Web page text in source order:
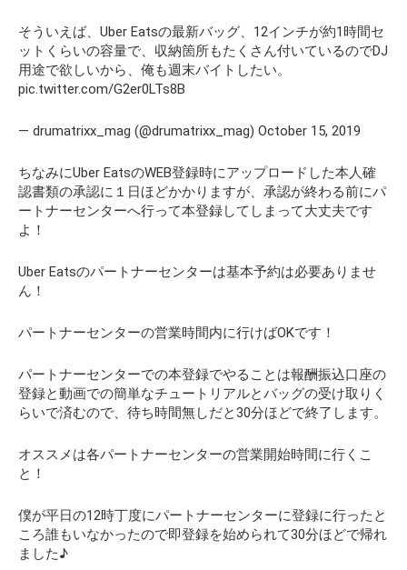
そういえば、Uber Eatsの最新バッグ、12インチが約1時間セ
ットくらいの容量で、収納箇所もたくさん付いているのでDJ
用途で欲しいから、俺も週末バイトしたい。
pic.twitter.com/G2er0LTs8B
— drumatrixx_mag (@drumatrixx_mag) October 15, 2019
ちなみにUber EatsのWEB登録時にアップロードした本人確
認書類の承認に１日ほどかかりますが、承認が終わる前にパ
ートナーセンターへ行って本登録してしまって大丈夫です
よ！
Uber Eatsのパートナーセンターは基本予約は必要ありませ
ん！
パートナーセンターの営業時間内に行けばOKです！
パートナーセンターでの本登録でやることは報酬振込口座の
登録と動画での簡単なチュートリアルとバッグの受け取りく
らいで済むので、待ち時間無しだと30分ほどで終了します。
オススメは各パートナーセンターの営業開始時間に行くこ
と！
僕が平日の12時丁度にパートナーセンターに登録に行ったと
ころ誰もいなかったので即登録を始められて30分ほどで帰れ
ました♪